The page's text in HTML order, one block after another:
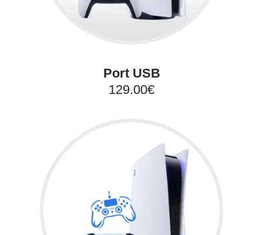
Port USB
129.00€